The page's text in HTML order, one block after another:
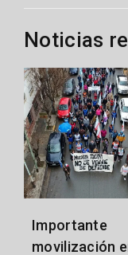
entradas
Noticias
Importante
movilización